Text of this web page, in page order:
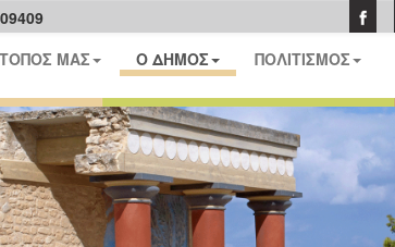
ΜΑΣ Ο ΔΗΜΟΣ ΠΟΛΙΤΙΣΜΟΣ